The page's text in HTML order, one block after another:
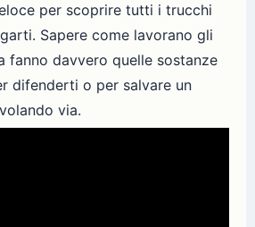
per scoprire tutti i trucchi
Sapere come lavorano gli
fanno davvero quelle sostanze
difenderti o per salvare un
via.